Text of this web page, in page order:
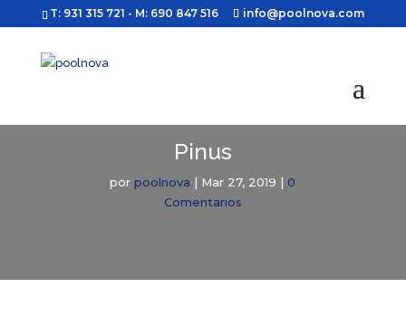
T: 931 315 721 - M: 690 847 516 info@poolnova.com
Pinus
porpoolnova | Mar 27, 2019 | 0
Comentarios